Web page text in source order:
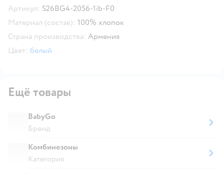
Артикул: S26BG4-2056-1ib-F0
Материал (состав): 100% хлопок
Страна производства: Армения
Цвет: белый
Ещё товары
BabyGo
Бренд
Комбинезоны
Категория